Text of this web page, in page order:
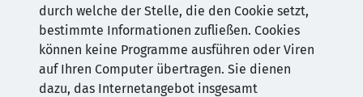
durch welche der Stelle, die den Cookie setzt,
bestimmte Informationen zufließen. Cookies
können keine Programme ausführen oder Viren
auf Ihren Computer übertragen. Sie dienen
dazu, das Internetangebot insgesamt